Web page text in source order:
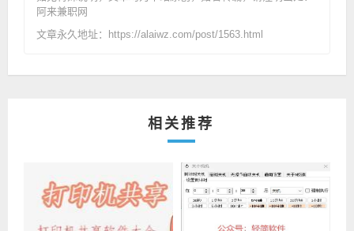
阿来兼职网
文章永久地址：https://alaiwz.com/post/1563.html
相关推荐